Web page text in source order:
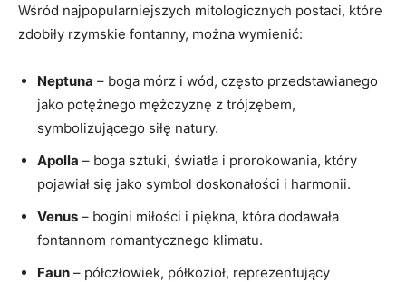
Wśród najpopularniejszych mitologicznych postaci, które
zdobiły rzymskie fontanny, można wymienić:
Neptuna – boga mórz i wód, często przedstawianego
jako potężnego mężczyznę z trójzębem,
symbolizującego siłę natury.
Apolla – boga sztuki, światła i prorokowania, który
pojawiał się jako symbol doskonałości i harmonii.
Venus – bogini miłości i piękna, która dodawała
fontannom romantycznego klimatu.
Faun – półczłowiek, półkozioł, reprezentujący